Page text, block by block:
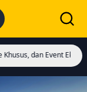
Event Eksklusif!